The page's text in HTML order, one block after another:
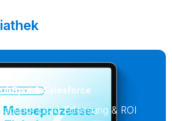
& Salesforce
Lead-Erfassung & ROI